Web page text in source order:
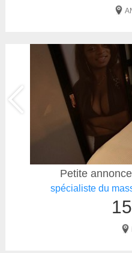
Petite
spécialiste du